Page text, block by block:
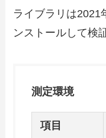
ライブラリは2021
ンストールして検
測定環境
項目